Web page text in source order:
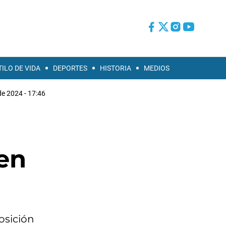
DE VIDA DEPORTES HISTORIA MEDIOS
2024 - 17:46